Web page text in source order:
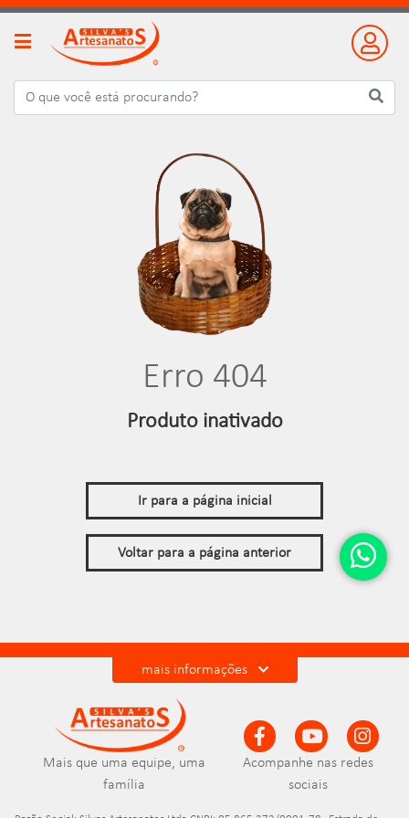
Erro 404
Produto inativado
Ir para a página inicial
Voltar para a página anterior
mais informações
Mais que uma equipe, uma
família
Acompanhe nas redes
sociais